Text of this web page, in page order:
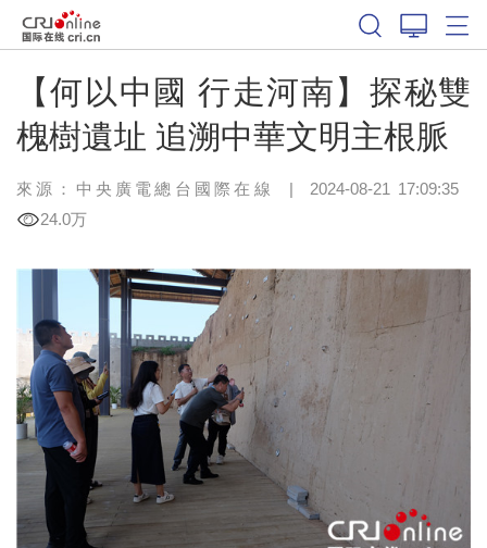
【何以中國 行走河南】探秘雙
槐樹遺址 追溯中華文明主根脈
來源：中央廣電總台國際在線 | 2024-08-21 17:09:35
24.0万